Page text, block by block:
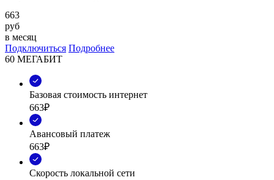
663
руб
в месяц
Подключиться Подробнее
60 МЕГАБИТ
Базовая стоимость интернет
663₽
Авансовый платеж
663₽
Скорость локальной сети